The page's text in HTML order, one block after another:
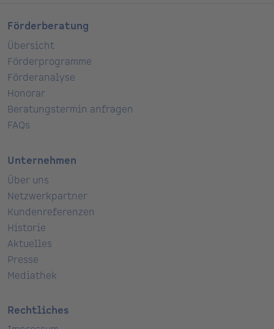
Förderberatung
Übersicht
Förderprogramme
Förderanalyse
Honorar
Beratungstermin anfragen
FAQs
Unternehmen
Über uns
Netzwerkpartner
Kundenreferenzen
Historie
Aktuelles
Presse
Mediathek
Rechtliches